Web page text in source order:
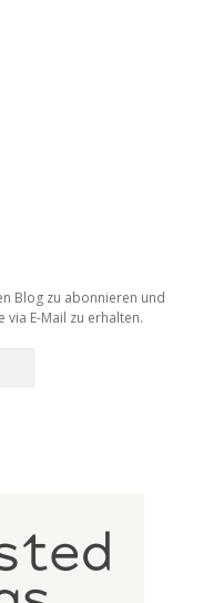
Blog zu abonnieren und
E-Mail zu erhalten.